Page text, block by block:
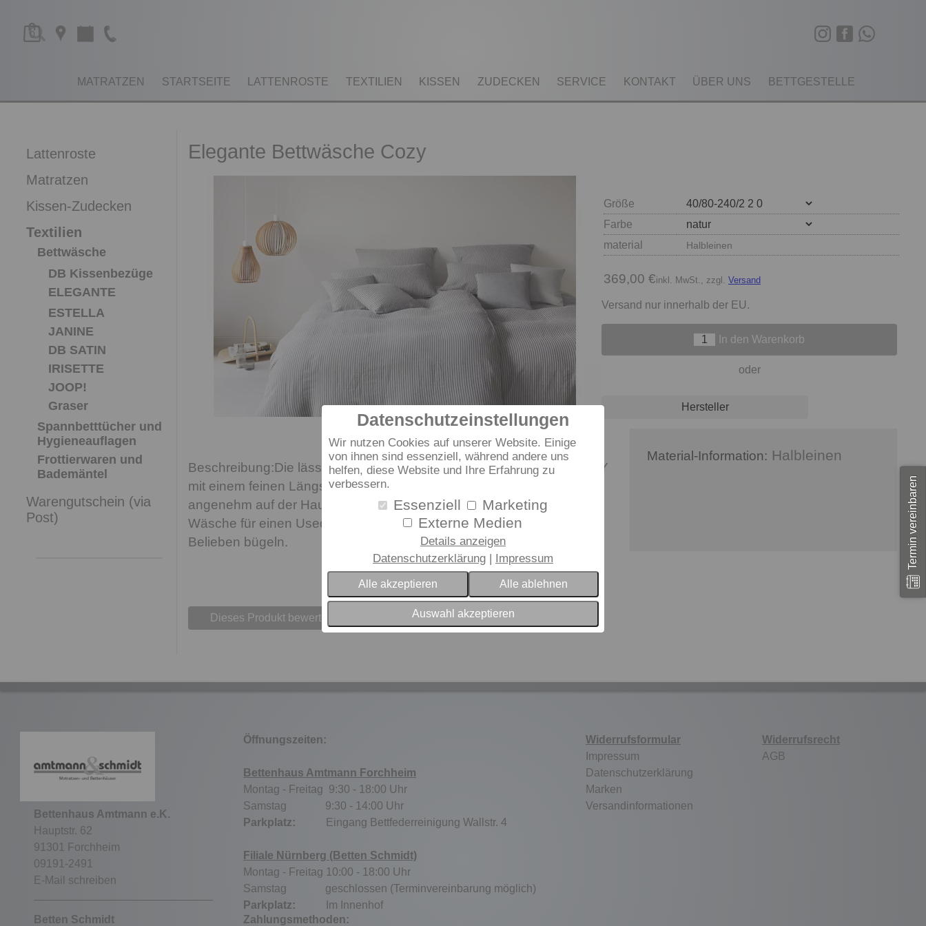
Datenschutzeinstellungen
Wir nutzen Cookies auf unserer Website. Einige
von ihnen sind essenziell, während andere uns
helfen, diese Website und Ihre Erfahrung zu
verbessern.
Essenziell
Marketing
Externe Medien
Details anzeigen
Datenschutzerklärung
Impressum
Alle akzeptieren Alle ablehnen
Auswahl akzeptieren
0
MATRATZEN STARTSEITE LATTENROSTE TEXTILIEN KISSEN ZUDECKEN SERVICE KONTAKT ÜBER UNS BETTGESTELLE
Lattenroste
Matratzen
Kissen-Zudecken
Textilien
Bettwäsche
DB Kissenbezüge
ELEGANTE
ESTELLA
JANINE
DB SATIN
IRISETTE
JOOP!
Graser
Spannbetttücher und
Hygieneauflagen
Frottierwaren und
Bademäntel
Warengutschein (via
Post)
Elegante Bettwäsche Cozy
Größe
Farbe
material
Halbleinen
369,00 €inkl. MwSt., zzgl. Versand
Versand nur innerhalb der EU.
In den Warenkorb
oder
Hersteller
Die lässige Halbleinen Qualität ist bei dem Dessin COZY
mit einem feinen Längsstreifen fühlt sich trocken, luftig und zugleich
angenehm auf der Haut an. Die buntgewebte Bettwäsche nach der
Wäsche für einen Used-Look einfach lässig aufziehen oder nach
Belieben bügeln.
Material-Information: Halbleinen
Dieses Produkt bewerten
Termin vereinbaren
Bettenhaus Amtmann e.K.
Hauptstr. 62
91301 Forchheim
09191-2491
E-Mail schreiben
Betten Schmidt
Öffnungszeiten:
Bettenhaus Amtmann Forchheim
Montag - Freitag 9:30 - 18:00 Uhr
Samstag 9:30 - 14:00 Uhr
Parkplatz:
Eingang Bettfederreinigung Wallstr. 4
Filiale Nürnberg (Betten Schmidt)
Montag - Freitag 10:00 - 18:00 Uhr
Samstag geschlossen (Terminvereinbarung möglich)
Parkplatz:
Im Innenhof
Zahlungsmethoden:
Widerrufsformular
Impressum
Datenschutzerklärung
Marken
Versandinformationen
Widerrufsrecht
AGB